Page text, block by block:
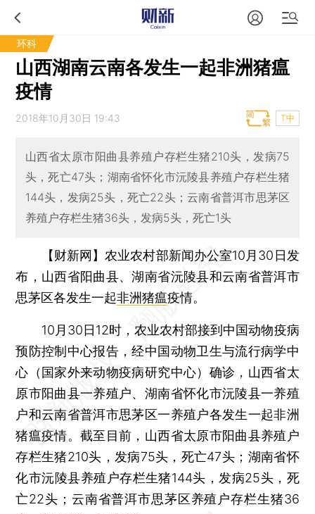
环科
山西湖南云南各发生一起非洲猪瘟
疫情
2018年10月30日 19:43 T中
山西省太原市阳曲县养殖户存栏生猪210头，发病75
头，死亡47头；湖南省怀化市沅陵县养殖户存栏生猪
144头，发病25头，死亡22头；云南省普洱市思茅区
养殖户存栏生猪36头，发病5头，死亡1头
【财新网】农业农村部新闻办公室10月30日发
布，山西省阳曲县、湖南省沅陵县和云南省普洱市
思茅区各发生一起非洲猪瘟疫情。
10月30日12时，农业农村部接到中国动物疫病
预防控制中心报告，经中国动物卫生与流行病学中
心（国家外来动物疫病研究中心）确诊，山西省太
原市阳曲县一养殖户、湖南省怀化市沅陵县一养殖
户和云南省普洱市思茅区一养殖户各发生一起非洲
猪瘟疫情。截至目前，山西省太原市阳曲县养殖户
存栏生猪210头，发病75头，死亡47头；湖南省怀
化市沅陵县养殖户存栏生猪144头，发病25头，死
亡22头；云南省普洱市思茅区养殖户存栏生猪36